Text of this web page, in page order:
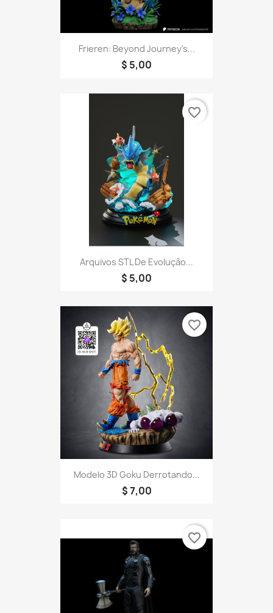
Frieren: Beyond Journey's...
$ 5,00
Arquivos STL De Evolução...
$ 5,00
favorite_border
Modelo 3D Goku Derrotando...
$ 7,00
favorite_border
favorite_border